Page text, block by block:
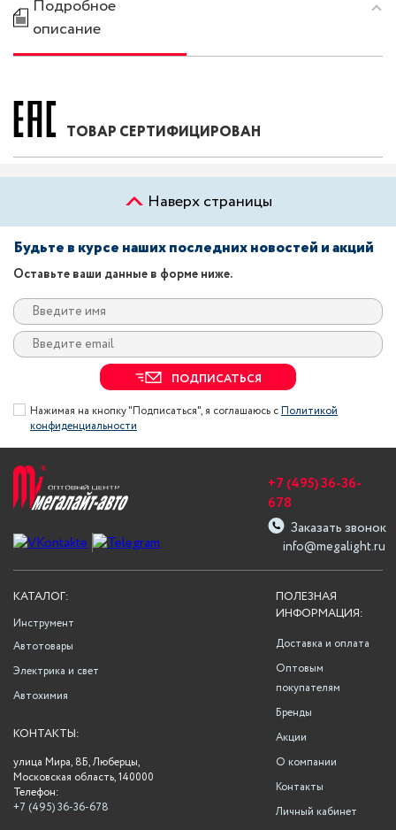
Подробное
описание
ТОВАР СЕРТИФИЦИРОВАН
Наверх страницы
Будьте в курсе наших последних новостей и акций
Оставьте ваши данные в форме ниже.
ПОДПИСАТЬСЯ
Нажимая на кнопку "Подписаться", я соглашаюсь сПолитикой
конфиденциальности
info@megalight.ru
+7 (495) 36-36-
678
Заказать звонок
ПОЛЕЗНАЯ
ИНФОРМАЦИЯ:
Доставка и оплата
Оптовым
покупателям
Бренды
Акции
О компании
Контакты
Личный кабинет
КАТАЛОГ:
Инструмент
Автотовары
Электрика и свет
Автохимия
КОНТАКТЫ:
улица Мира, 8Б, Люберцы,
Московская область, 140000
Телефон:
+7 (495) 36-36-678